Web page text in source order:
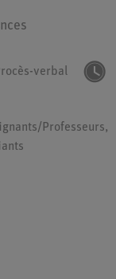
verbal
Professeurs,